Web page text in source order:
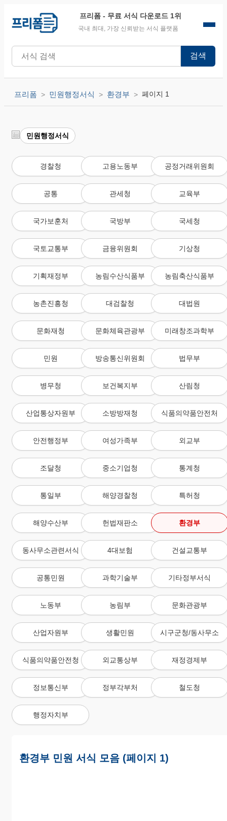
프리폼 - 무료 서식 다운로드 1위
국내 최대, 가장 신뢰받는 서식 플랫폼
검색
프리폼 민원행정서식 환경부 페이지 1
민원행정서식
경찰청 고용노동부 공정거래위원회
공통 관세청 교육부
국가보훈처 국방부 국세청
국토교통부 금융위원회 기상청
기획재정부 농림수산식품부 농림축산식품부
농촌진흥청 대검찰청 대법원
문화재청 문화체육관광부 미래창조과학부
민원 방송통신위원회 법무부
병무청 보건복지부 산림청
산업통상자원부 소방방재청 식품의약품안전처
안전행정부 여성가족부 외교부
조달청 중소기업청 통계청
통일부 해양경찰청 특허청
해양수산부 헌법재판소 환경부
동사무소관련서식 4대보험 건설교통부
공통민원 과학기술부 기타정부서식
노동부 농림부 문화관광부
산업자원부 생활민원 시구군청/동사무소
식품의약품안전청 외교통상부 재정경제부
정보통신부 정부각부처 철도청
행정자치부
환경부 민원 서식 모음 (페이지 1)